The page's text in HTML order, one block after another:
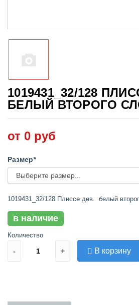
1019431_32/128
БЕЛЫЙ ВТОРОГО
от 0 руб
Размер*
1019431_32/128 Плиссе дев. белый
в наличие
Количество
- + В корзину